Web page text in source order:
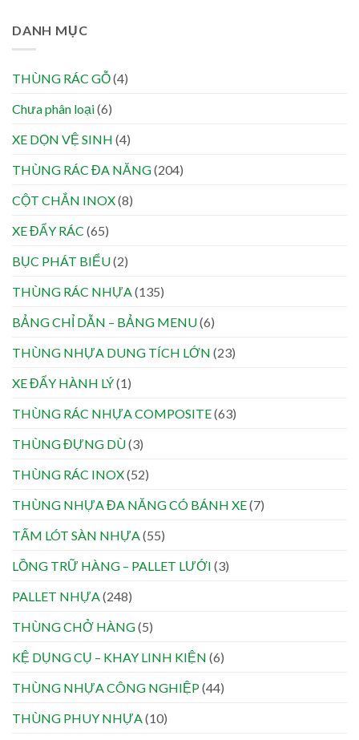
DANH MỤC
THÙNG RÁC GỖ(4)
Chưa phân loại(6)
XE DỌN VỆ SINH (4)
THÙNG RÁC ĐA NĂNG(204)
CỘT CHẮN INOX(8)
XE ĐẨY RÁC (65)
BỤC PHÁT BIỂU(2)
THÙNG RÁC NHỰA(135)
BẢNG CHỈ DẪN – BẢNG MENU(6)
THÙNG NHỰA DUNG TÍCH LỚN (23)
XE ĐẨY HÀNH LÝ(1)
THÙNG RÁC NHỰA COMPOSITE(63)
THÙNG ĐỰNG DÙ(3)
THÙNG RÁC INOX(52)
THÙNG NHỰA ĐA NĂNG CÓ BÁNH XE(7)
TẤM LÓT SÀN NHỰA(55)
LỒNG TRỮ HÀNG – PALLET LƯỚI (3)
PALLET NHỰA(248)
THÙNG CHỞ HÀNG(5)
KỆ DỤNG CỤ – KHAY LINH KIỆN (6)
THÙNG NHỰA CÔNG NGHIỆP(44)
THÙNG PHUY NHỰA(10)